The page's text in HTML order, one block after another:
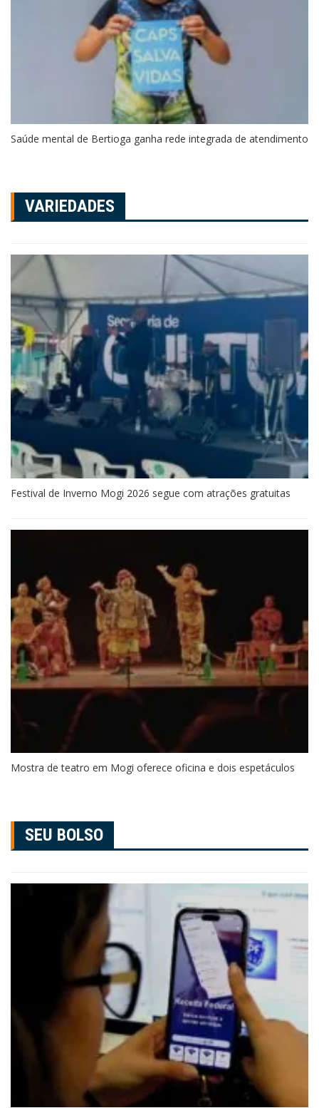
Saúde mental de Bertioga ganha rede integrada de atendimento
VARIEDADES
Festival de Inverno Mogi 2026 segue com atrações gratuitas
Mostra de teatro em Mogi oferece oficina e dois espetáculos
SEU BOLSO